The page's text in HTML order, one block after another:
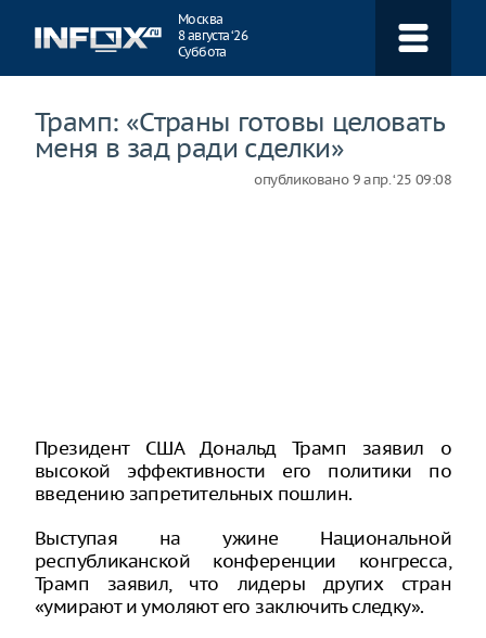
Москва
8 августа ‘26
Суббота
Трамп: «Страны готовы целовать
меня в зад ради сделки»
опубликовано9 апр. ‘25 09:08
Президент США Дональд Трамп заявил о
высокой эффективности его политики по
введению запретительных пошлин.
Выступая на ужине Национальной
республиканской конференции конгресса,
Трамп заявил, что лидеры других стран
«умирают и умоляют его заключить следку».